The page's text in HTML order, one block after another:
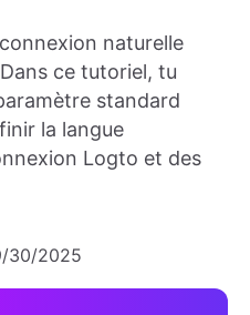
naturelle
ce tutoriel, tu
standard
la langue
Logto et des
30/2025